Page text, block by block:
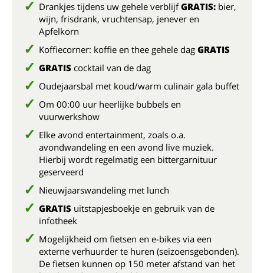
Drankjes tijdens uw gehele verblijfGRATIS: bier,
wijn, frisdrank, vruchtensap, jenever en
Apfelkorn
Koffiecorner: koffie en thee gehele dag GRATIS
GRATIS cocktail van de dag
Oudejaarsbal met koud/warm culinair gala buffet
Om 00:00 uur heerlijke bubbels en
vuurwerkshow
Elke avond entertainment, zoals o.a.
avondwandeling en een avond live muziek.
Hierbij wordt regelmatig een bittergarnituur
geserveerd
Nieuwjaarswandeling met lunch
GRATIS uitstapjesboekje en gebruik van de
infotheek
Mogelijkheid om fietsen en e-bikes via een
externe verhuurder te huren (seizoensgebonden).
De fietsen kunnen op 150 meter afstand van het